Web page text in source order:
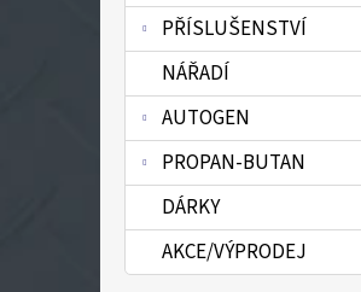
PŘÍSLUŠENSTVÍ
NÁŘADÍ
AUTOGEN
PROPAN-BUTAN
DÁRKY
AKCE/VÝPRODEJ